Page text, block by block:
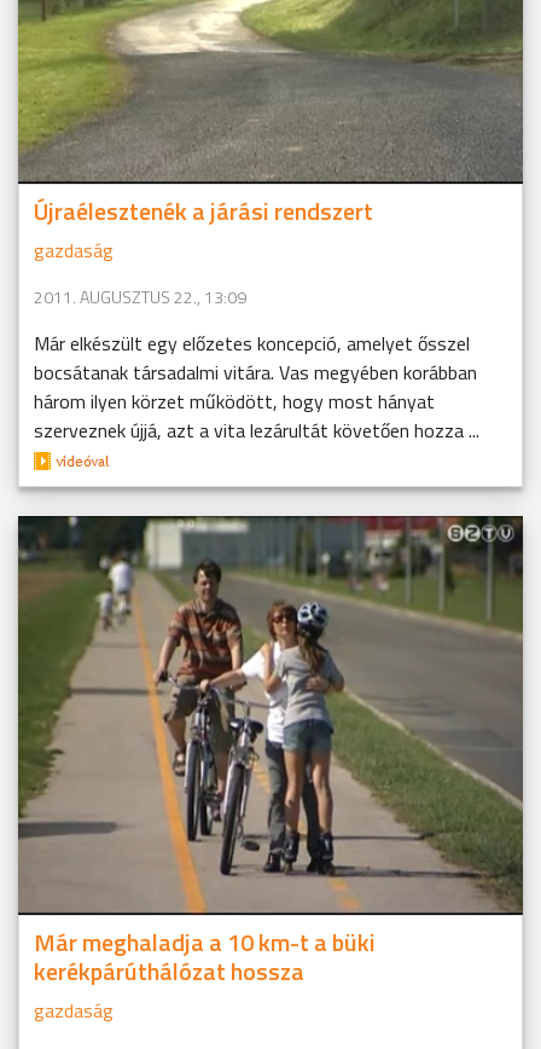
Újraélesztenék a járási rendszert
gazdaság
2011. AUGUSZTUS 22., 13:09
Már elkészült egy előzetes koncepció, amelyet ősszel
bocsátanak társadalmi vitára. Vas megyében korábban
három ilyen körzet működött, hogy most hányat
szerveznek újjá, azt a vita lezárultát követően hozza ...
Már meghaladja a 10 km-t a büki
kerékpárúthálózat hossza
gazdaság